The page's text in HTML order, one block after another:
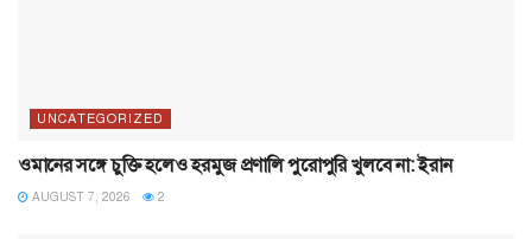
UNCATEGORIZED
ওমানের সঙ্গে চুক্তি হলেও হরমুজ প্রণালি পুরোপুরি খুলবে না: ইরান
AUGUST 7, 2026 2